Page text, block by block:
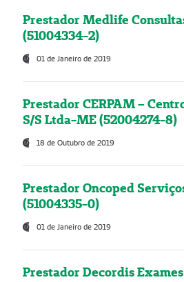
Prestador Medlife
(51004334-2)
01 de Janeiro de 2019
Prestador CERPAM –
S/S Ltda-ME (52004274-8)
18 de Outubro de 2019
Prestador Oncoped
(51004335-0)
01 de Janeiro de 2019
Prestador Decordis